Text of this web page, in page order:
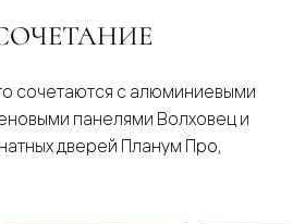
сочетаются с алюминиевыми
панелями Волховец и
дверей Планум Про,